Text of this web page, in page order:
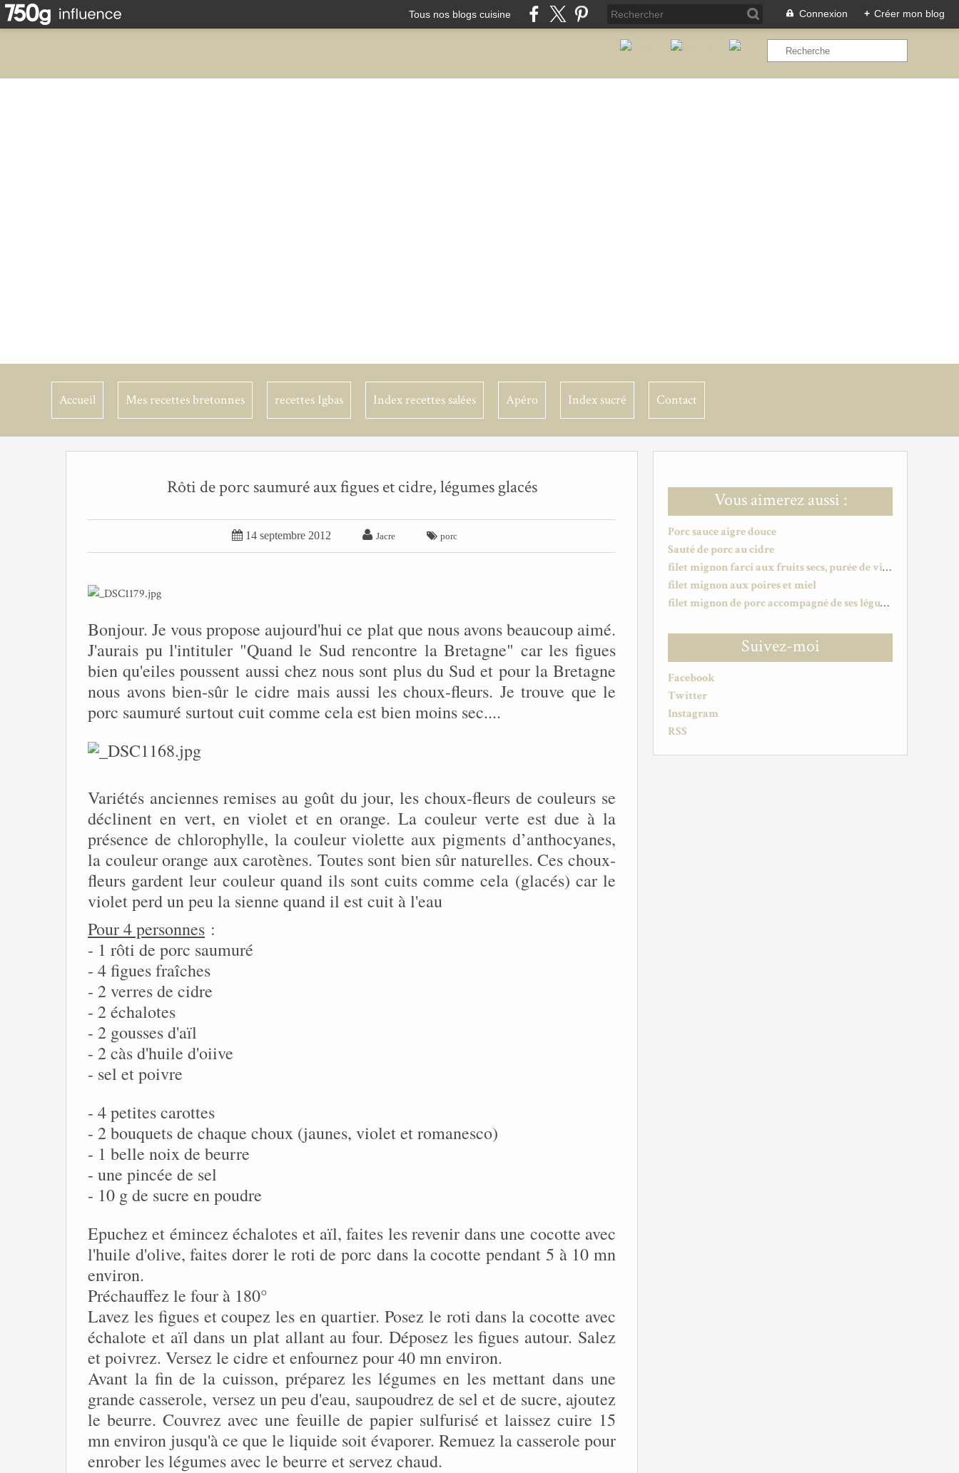
Tous nos blogs cuisine Connexion + Créer mon blog
Accueil Mes recettes bretonnes recettes Igbas Index recettes salées Apéro Index sucré Contact
Vous aimerez aussi :
Porc sauce aigre douce
Sauté de porc au cidre
filet mignon farci aux fruits secs, purée de vitelotte et sauce cranberries
filet mignon aux poires et miel
filet mignon de porc accompagné de ses légumes
Suivez-moi
Facebook
Twitter
Instagram
RSS
Rôti de porc saumuré aux figues et cidre, légumes glacés
 14 septembre 2012  Jacre  porc
Bonjour. Je vous propose aujourd'hui ce plat que nous avons beaucoup aimé.
J'aurais pu l'intituler "Quand le Sud rencontre la Bretagne" car les figues
bien qu'eiles poussent aussi chez nous sont plus du Sud et pour la Bretagne
nous avons bien-sûr le cidre mais aussi les choux-fleurs. Je trouve que le
porc saumuré surtout cuit comme cela est bien moins sec....
Variétés anciennes remises au goût du jour, les choux-fleurs de couleurs se
déclinent en vert, en violet et en orange. La couleur verte est due à la
présence de chlorophylle, la couleur violette aux pigments d’anthocyanes,
la couleur orange aux carotènes. Toutes sont bien sûr naturelles. Ces choux-
fleurs gardent leur couleur quand ils sont cuits comme cela (glacés) car le
violet perd un peu la sienne quand il est cuit à l'eau
Pour 4 personnes :
- 1 rôti de porc saumuré
- 4 figues fraîches
- 2 verres de cidre
- 2 échalotes
- 2 gousses d'aïl
- 2 càs d'huile d'oiive
- sel et poivre
- 4 petites carottes
- 2 bouquets de chaque choux (jaunes, violet et romanesco)
- 1 belle noix de beurre
- une pincée de sel
- 10 g de sucre en poudre
Epuchez et émincez échalotes et aïl, faites les revenir dans une cocotte avec
l'huile d'olive, faites dorer le roti de porc dans la cocotte pendant 5 à 10 mn
environ.
Préchauffez le four à 180°
Lavez les figues et coupez les en quartier. Posez le roti dans la cocotte avec
échalote et aïl dans un plat allant au four. Déposez les figues autour. Salez
et poivrez. Versez le cidre et enfournez pour 40 mn environ.
Avant la fin de la cuisson, préparez les légumes en les mettant dans une
grande casserole, versez un peu d'eau, saupoudrez de sel et de sucre, ajoutez
le beurre. Couvrez avec une feuille de papier sulfurisé et laissez cuire 15
mn environ jusqu'à ce que le liquide soit évaporer. Remuez la casserole pour
enrober les légumes avec le beurre et servez chaud.